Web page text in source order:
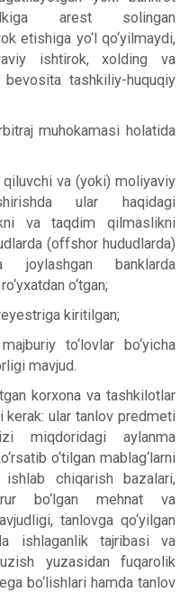
arest solingan
etishiga yo‘l qo‘yilmaydi,
ishtirok, xolding va
tashkiliy-huquqiy
muhokamasi holatida
va (yoki) moliyaviy
ular haqidagi
va taqdim qilmaslikni
(offshor hududlarda)
joylashgan banklarda
o‘tgan;
kiritilgan;
to‘lovlar bo‘yicha
mavjud.
korxona va tashkilotlar
kerak: ular tanlov predmeti
miqdoridagi aylanma
o‘tilgan mablag‘larni
chiqarish bazalari,
bo‘lgan mehnat va
tanlovga qo‘yilgan
ishlaganlik tajribasi va
yuzasidan fuqarolik
bo‘lishlari hamda tanlov